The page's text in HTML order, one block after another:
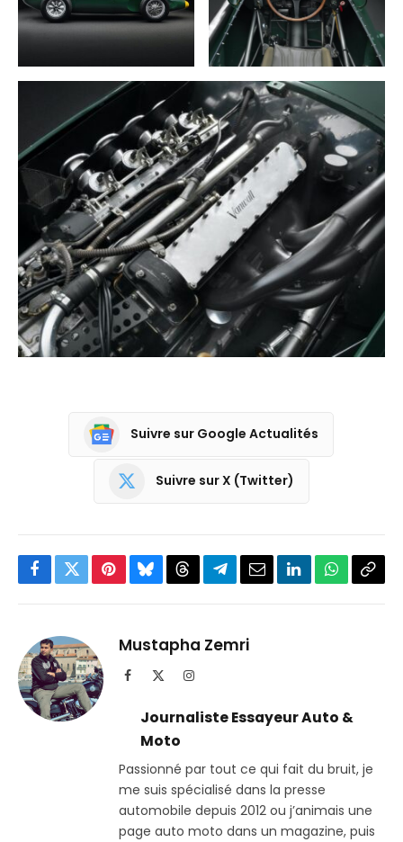
Suivre sur Google Actualités
Suivre sur X (Twitter)
Facebook
TwitterPinterestBlueskyThreadsPartager
Telegram
EmailLinkedInWhatsApp
Mustapha Zemri
Facebook Instagram
Journaliste Essayeur Auto &
Moto
Passionné par tout ce qui fait du bruit, je
me suis spécialisé dans la presse
automobile depuis 2012 ou j’animais une
page auto moto dans un magazine, puis